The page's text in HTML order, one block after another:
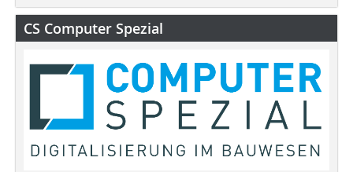
CS Computer Spezial